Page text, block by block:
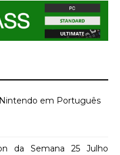
em Português
da Semana 25 Julho